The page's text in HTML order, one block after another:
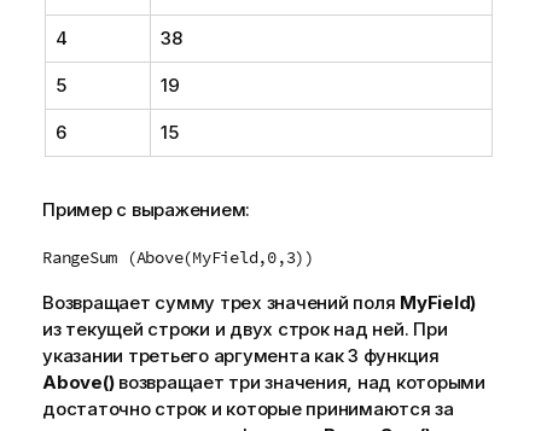
4 38
5 19
6 15
Пример с выражением:
RangeSum (Above(MyField,0,3))
Возвращает сумму трех значений поля MyField)
из текущей строки и двух строк над ней. При
указании третьего аргумента как3 функция
Above()возвращает три значения, над которыми
достаточно строк и которые принимаются за